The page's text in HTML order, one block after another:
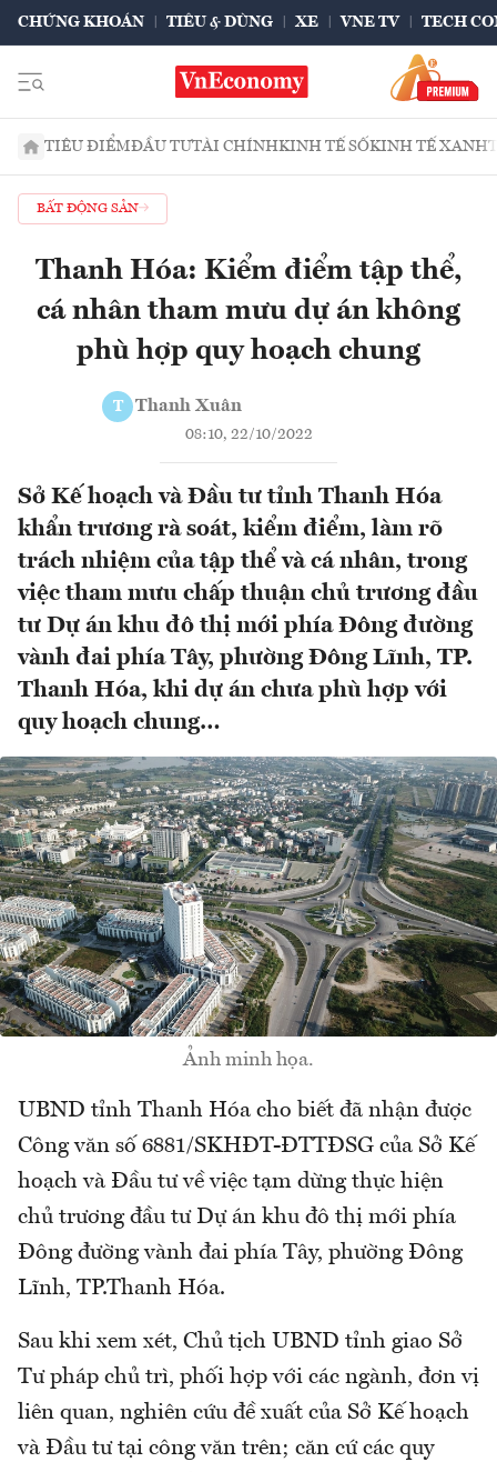
CHỨNG KHOÁN TIÊU & DÙNG XE VNE TV TECH
TIÊU ĐIỂMĐẦU TƯTÀI CHÍNHKINH TẾ SỐKINH TẾ XANH
BẤT ĐỘNG SẢN
Thanh Hóa: Kiểm điểm tập thể,
cá nhân tham mưu dự án không
phù hợp quy hoạch chung
T Thanh Xuân
08:10, 22/10/2022
Sở Kế hoạch và Đầu tư tỉnh Thanh Hóa
khẩn trương rà soát, kiểm điểm, làm rõ
trách nhiệm của tập thể và cá nhân, trong
việc tham mưu chấp thuận chủ trương đầu
tư Dự án khu đô thị mới phía Đông đường
vành đai phía Tây, phường Đông Lĩnh, TP.
Thanh Hóa, khi dự án chưa phù hợp với
quy hoạch chung…
Ảnh minh họa.
UBND tỉnh Thanh Hóa cho biết đã nhận được
Công văn số 6881/SKHĐT-ĐTTĐSG của Sở Kế
hoạch và Đầu tư về việc tạm dừng thực hiện
chủ trương đầu tư Dự án khu đô thị mới phía
Đông đường vành đai phía Tây, phường Đông
Lĩnh, TP.Thanh Hóa.
Sau khi xem xét, Chủ tịch UBND tỉnh giao Sở
Tư pháp chủ trì, phối hợp với các ngành, đơn vị
liên quan, nghiên cứu đề xuất của Sở Kế hoạch
và Đầu tư tại công văn trên; căn cứ các quy